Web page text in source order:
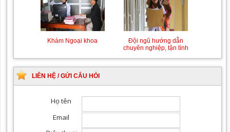
Khám Ngoại khoa
Đội ngũ hướng dẫn
chuyên nghiệp, tận tình
LIÊN HỆ / GỬI CÂU HỎI